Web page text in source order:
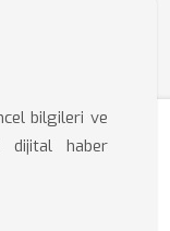
bilgileri ve
dijital haber